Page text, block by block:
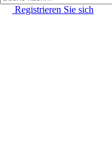
Registrieren Sie sich